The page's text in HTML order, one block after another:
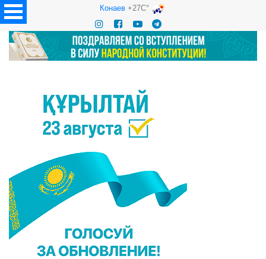
Конаев+27C°